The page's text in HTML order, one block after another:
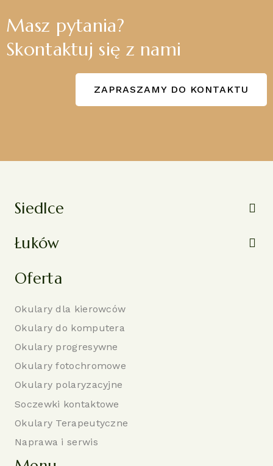
Masz pytania?
Skontaktuj się z nami
ZAPRASZAMY DO KONTAKTU
Siedlce
Łuków
Oferta
Okulary dla kierowców
Okulary do komputera
Okulary progresywne
Okulary fotochromowe
Okulary polaryzacyjne
Soczewki kontaktowe
Okulary Terapeutyczne
Naprawa i serwis